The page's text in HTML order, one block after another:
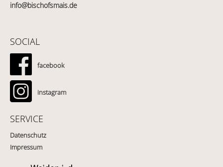
info@bischofsmais.de
SOCIAL
facebook
instagram
SERVICE
Datenschutz
Impressum